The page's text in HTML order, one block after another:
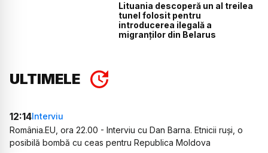
Lituania descoperă un al treilea
tunel folosit pentru
introducerea ilegală a
migranților din Belarus
ULTIMELE
12:14Interviu
România.EU, ora 22.00 - Interviu cu Dan Barna. Etnicii ruși, o
posibilă bombă cu ceas pentru Republica Moldova